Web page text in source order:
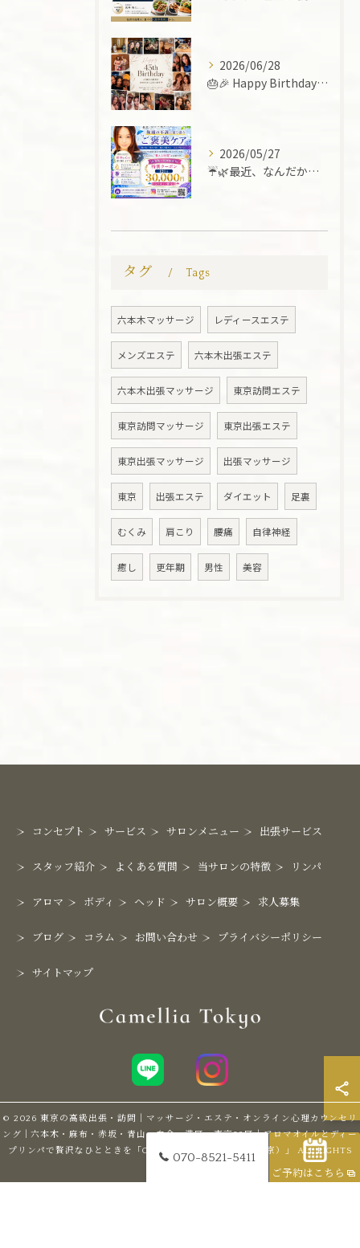
2026/06/28
🎂🎉 Happy Birthday to Me! 💐✨
2026/05/27
☔️🌿最近、なんだか疲れていませんか？🌿☔️
タグ Tags
六本木マッサージ レディースエステ
メンズエステ 六本木出張エステ
六本木出張マッサージ 東京訪問エステ
東京訪問マッサージ 東京出張エステ
東京出張マッサージ 出張マッサージ
東京 出張エステ ダイエット 足裏
むくみ 肩こり 腰痛 自律神経
癒し 更年期 男性 美容
070-8521-5411
ご予約はこちら
コンセプト サービス サロンメニュー 出張サービス
スタッフ紹介 よくある質問 当サロンの特徴 リンパ
アロマ ボディ ヘッド サロン概要 求人募集
ブログ コラム お問い合わせ プライバシーポリシー
サイトマップ
© 2026 東京の高級出張・訪問｜マッサージ・エステ・オンライン心理カウンセリ
ング｜六本木・麻布・赤坂・青山・白金・港区・東京23区｜アロマオイルとディー
プリンパで贅沢なひとときを「Camellia Tokyo（カメリア東京）」 ALL RIGHTS